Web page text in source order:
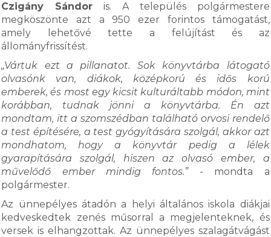
Czigány Sándor is. A település polgármestere
megköszönte azt a 950 ezer forintos támogatást,
amely lehetővé tette a felújítást és az
állományfrissítést.
„Vártuk ezt a pillanatot. Sok könyvtárba látogató
olvasónk van, diákok, középkorú és idős korú
emberek, és most egy kicsit kulturáltabb módon, mint
korábban, tudnak jönni a könyvtárba. Én azt
mondtam, itt a szomszédban található orvosi rendelő
a test építésére, a test gyógyítására szolgál, akkor azt
mondhatom, hogy a könyvtár pedig a lélek
gyarapítására szolgál, hiszen az olvasó ember, a
művelődő ember mindig fontos.”- mondta a
polgármester.
Az ünnepélyes átadón a helyi általános iskola diákjai
kedveskedtek zenés műsorral a megjelenteknek, és
versek is elhangzottak. Az ünnepélyes szalagátvágást